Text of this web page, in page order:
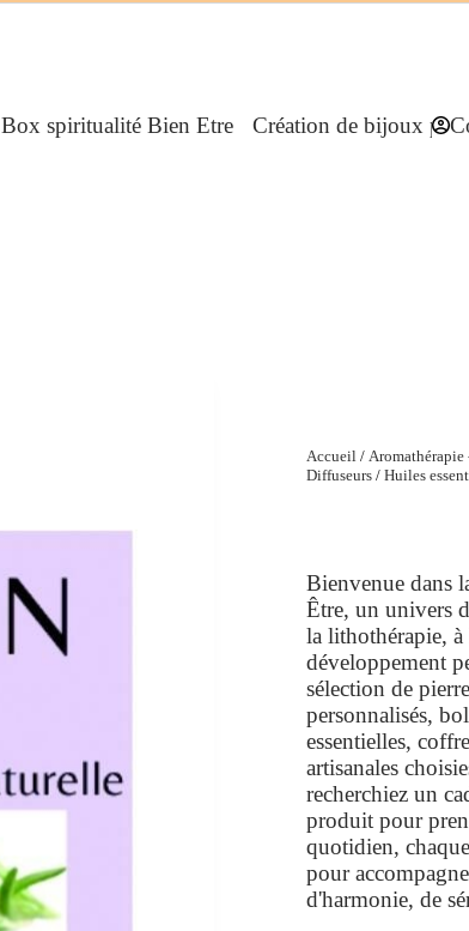
Box spiritualité Bien Etre Création de bijoux
Accueil/ Aromathérapie
Diffuseurs/ Huiles
Bienvenue dans
Être, un univers
la lithothérapie, à
développement
sélection de
personnalisés,
essentielles,
artisanales
recherchiez un
produit pour
quotidien,
pour
d'harmonie, de